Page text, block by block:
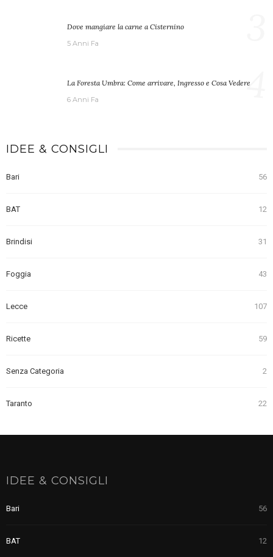
Dove mangiare la carne a Cisternino
5 Anni Fa
La Foresta Umbra: Come arrivare, Ingresso e Cosa Vedere
6 Anni Fa 4
IDEE & CONSIGLI
Bari 56
BAT 12
Brindisi 31
Foggia 43
Lecce 107
Ricette 59
Senza Categoria 2
Taranto 22
IDEE & CONSIGLI
Bari 56
BAT 12